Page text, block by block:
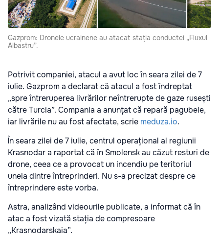
Gazprom: Dronele ucrainene au atacat stația conductei „Fluxul
Albastru”.
Potrivit companiei, atacul a avut loc în seara zilei de 7
iulie. Gazprom a declarat că atacul a fost îndreptat
„spre întreruperea livrărilor neîntrerupte de gaze rusești
către Turcia”. Compania a anunțat că repară pagubele,
iar livrările nu au fost afectate, scrie meduza.io.
În seara zilei de 7 iulie, centrul operațional al regiunii
Krasnodar a raportat că în Smolensk au căzut resturi de
drone, ceea ce a provocat un incendiu pe teritoriul
uneia dintre întreprinderi. Nu s-a precizat despre ce
întreprindere este vorba.
Astra, analizând videourile publicate, a informat că în
atac a fost vizată stația de compresoare
„Krasnodarskaia”.